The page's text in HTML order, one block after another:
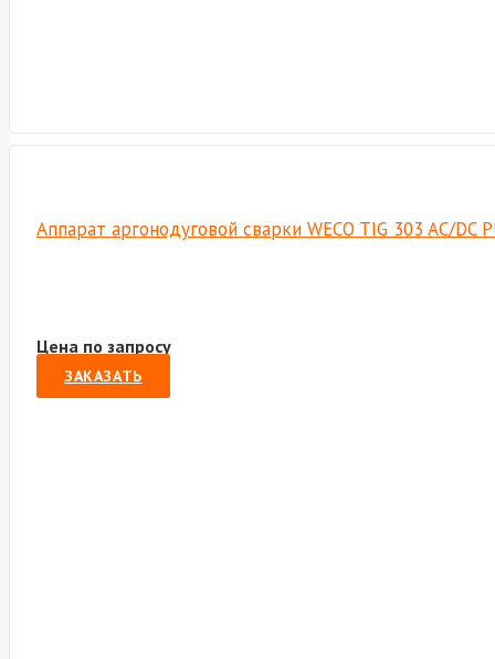
Аппарат аргонодуговой сварки WECO TIG 303 AC/DC
Цена по запросу
ЗАКАЗАТЬ